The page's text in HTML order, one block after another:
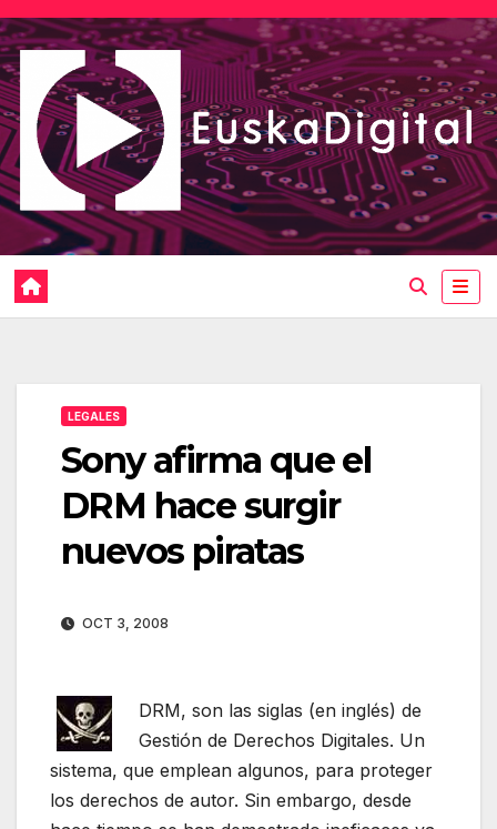
Saltar
al
contenido
LEGALES
Sony afirma que el
DRM hace surgir
nuevos piratas
OCT 3, 2008
DRM, son las siglas (en inglés) de
Gestión de Derechos Digitales. Un
sistema, que emplean algunos, para proteger
los derechos de autor. Sin embargo, desde